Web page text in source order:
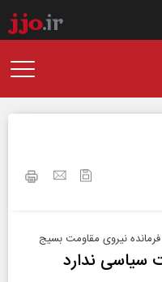
نیروی مقاومت بسیج
سیاسی ندارد